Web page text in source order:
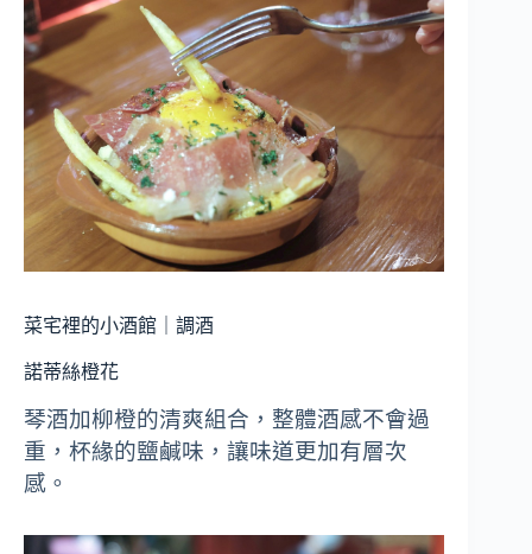
菜宅裡的小酒館｜調酒
諾蒂絲橙花
琴酒加柳橙的清爽組合，整體酒感不會過
重，杯緣的鹽鹹味，讓味道更加有層次
感。